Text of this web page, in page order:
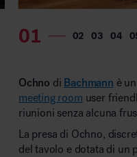
MillerKnoll
Ochno di Bachmann è
meeting room user
riunioni senza alcuna
La presa di Ochno,
del tavolo e dotata di un